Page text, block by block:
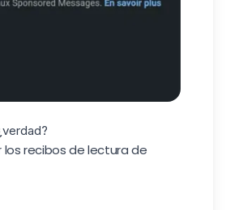
los recibos de lectura de